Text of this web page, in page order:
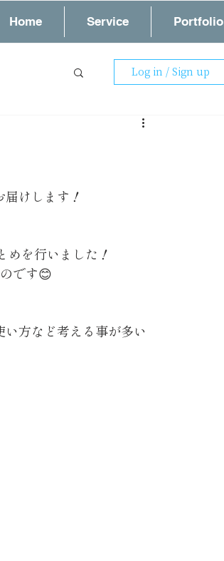
Home Service Portfolio
Log in / Sign up
けします！
めを行いました！
です😊
い方など考える事が多い